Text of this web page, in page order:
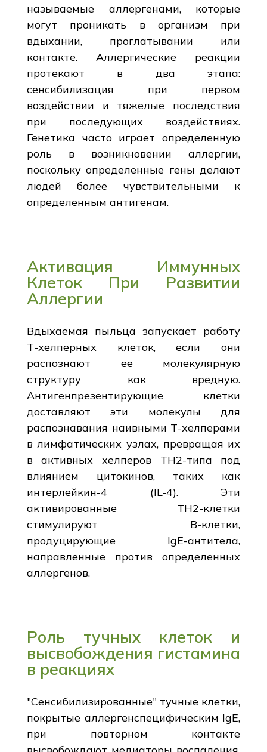
называемые аллергенами, которые
могут проникать в организм при
вдыхании, проглатывании или
контакте. Аллергические реакции
протекают в два этапа:
сенсибилизация при первом
воздействии и тяжелые последствия
при последующих воздействиях.
Генетика часто играет определенную
роль в возникновении аллергии,
поскольку определенные гены делают
людей более чувствительными к
определенным антигенам.
Активация Иммунных
Клеток При Развитии
Аллергии
Вдыхаемая пыльца запускает работу
Т-хелперных клеток, если они
распознают ее молекулярную
структуру как вредную.
Антигенпрезентирующие клетки
доставляют эти молекулы для
распознавания наивными Т-хелперами
в лимфатических узлах, превращая их
в активных хелперов TH2-типа под
влиянием цитокинов, таких как
интерлейкин-4 (IL-4). Эти
активированные TH2-клетки
стимулируют В-клетки,
продуцирующие IgE-антитела,
направленные против определенных
аллергенов.
Роль тучных клеток и
высвобождения гистамина
в реакциях
"Сенсибилизированные" тучные клетки,
покрытые аллергенспецифическим IgE,
при повторном контакте